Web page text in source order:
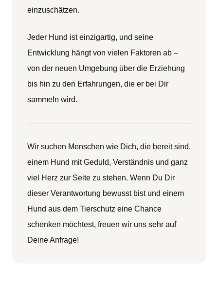
einzuschätzen.
Jeder Hund ist einzigartig, und seine
Entwicklung hängt von vielen Faktoren ab –
von der neuen Umgebung über die Erziehung
bis hin zu den Erfahrungen, die er bei Dir
sammeln wird.
Wir suchen Menschen wie Dich, die bereit sind,
einem Hund mit Geduld, Verständnis und ganz
viel Herz zur Seite zu stehen. Wenn Du Dir
dieser Verantwortung bewusst bist und einem
Hund aus dem Tierschutz eine Chance
schenken möchtest, freuen wir uns sehr auf
Deine Anfrage!